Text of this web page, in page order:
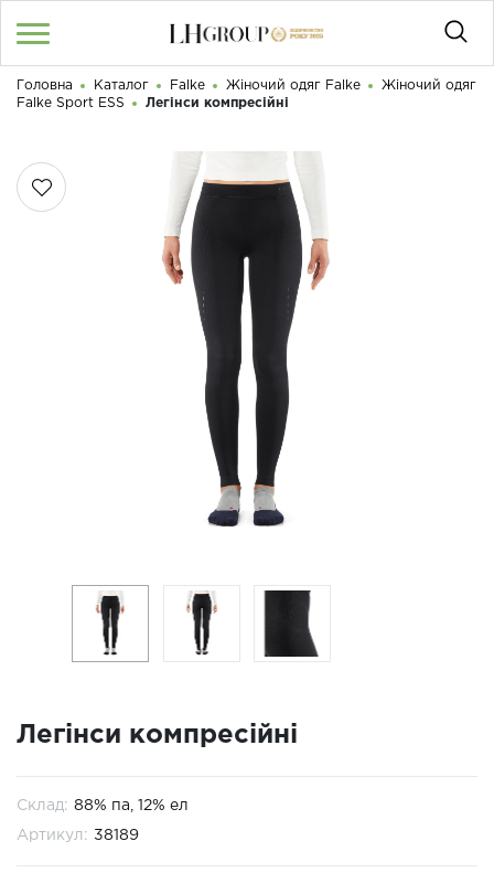
UA|RU
КАТАЛОГ
Графік роботи з 9:00 до 21:00
Доброго дня! Що Ви шукаєте?
Головна Каталог Falke Жіночий одяг Falke
Жіночий одяг
Falke Sport ESS
Легінси компресійні
Легінси компресійні
Склад: 88% па, 12% ел
Артикул: 38189